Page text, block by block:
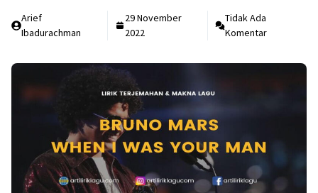
Arief
Ibadurachman
29 November
2022
Tidak Ada
Komentar